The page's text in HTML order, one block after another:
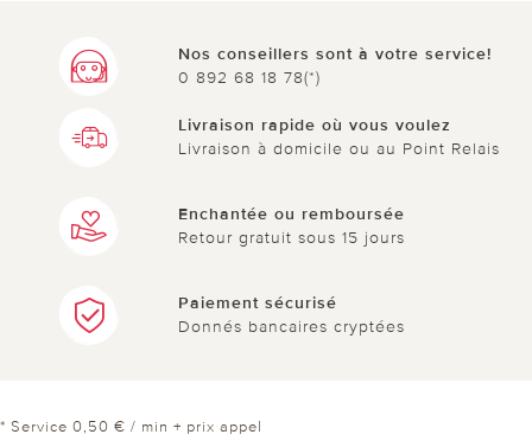
Nos conseillers sont à votre service!
0 892 68 18 78(*)
Livraison rapide où vous voulez
Livraison à domicile ou au Point Relais
Enchantée ou remboursée
Retour gratuit sous 15 jours
Paiement sécurisé
Donnés bancaires cryptées
* Service 0,50 € / min + prix appel